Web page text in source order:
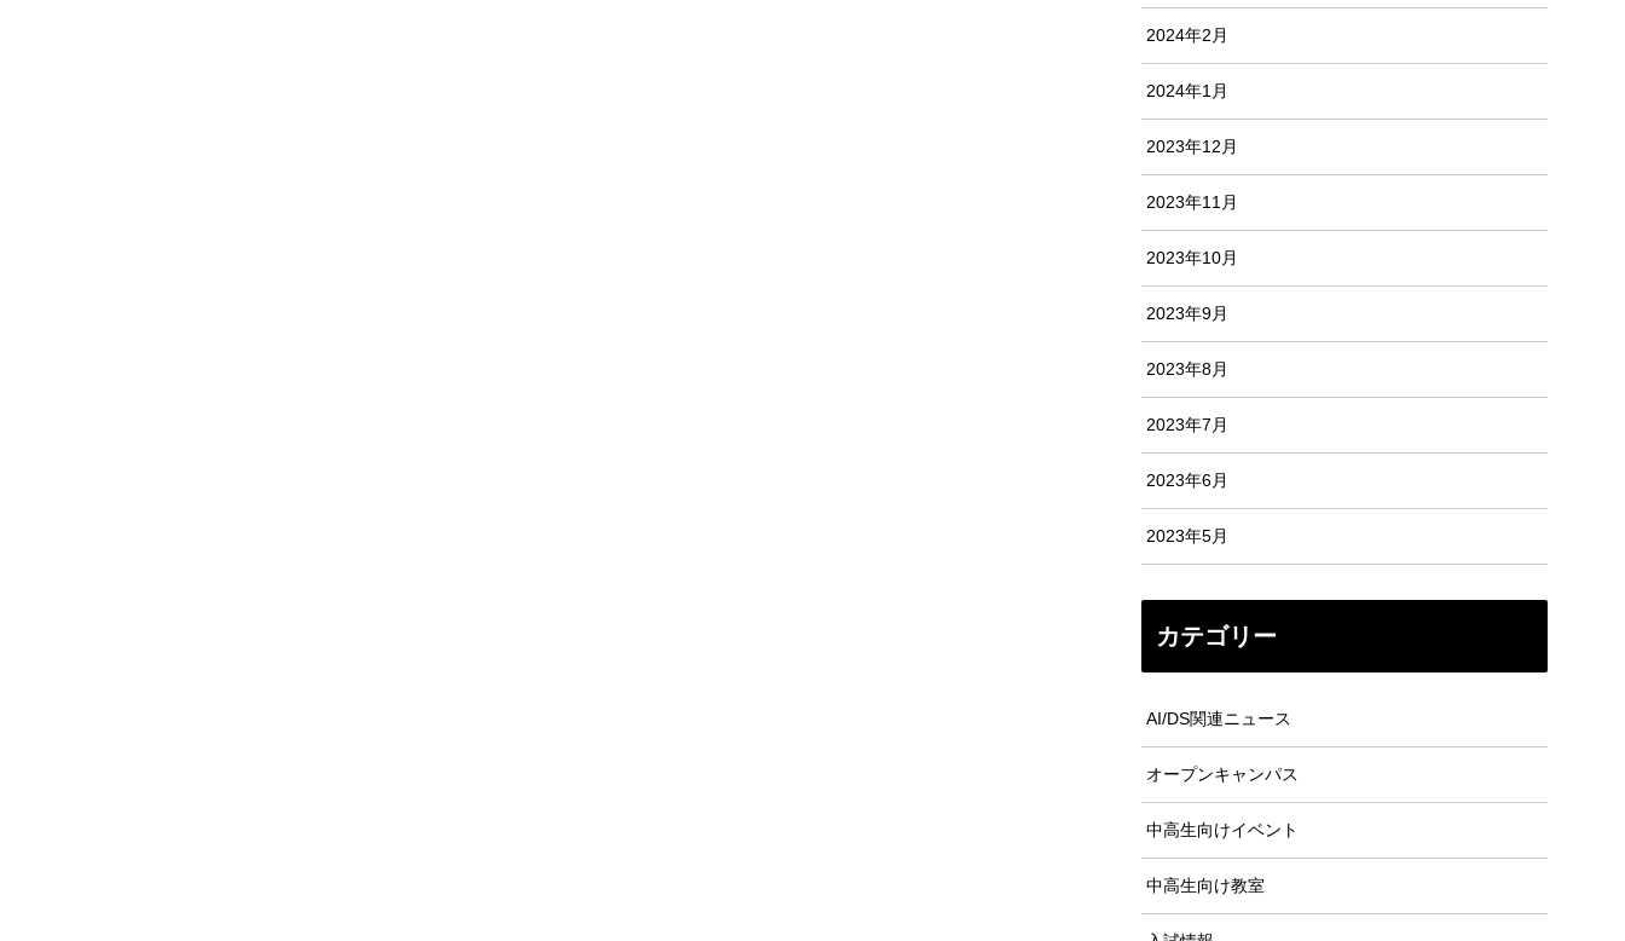
2024年2月
2024年1月
2023年12月
2023年11月
2023年10月
2023年9月
2023年8月
2023年7月
2023年6月
2023年5月
カテゴリー
AI/DS関連ニュース
オープンキャンパス
中高生向けイベント
中高生向け教室